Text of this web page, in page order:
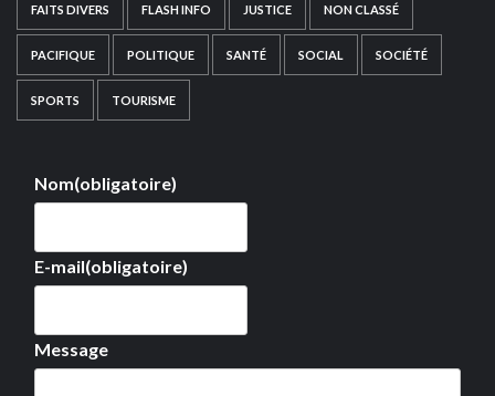
FAITS DIVERS FLASH INFO JUSTICE NON CLASSÉ
PACIFIQUE POLITIQUE SANTÉ SOCIAL SOCIÉTÉ
SPORTS TOURISME
Nom(obligatoire)
E-mail(obligatoire)
Message